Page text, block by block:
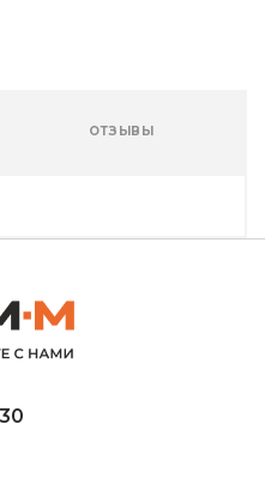
ОТЗЫВЫ